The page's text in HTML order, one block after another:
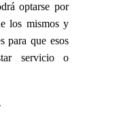
optarse por
los mismos y
para que esos
servicio o